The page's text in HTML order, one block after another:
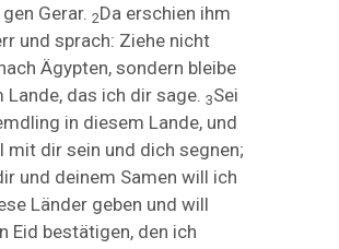
gen Gerar.2Da erschien ihm
und sprach: Ziehe nicht
Ägypten, sondern bleibe
Lande, das ich dir sage.3Sei
in diesem Lande, und
mit dir sein und dich segnen;
und deinem Samen will ich
Länder geben und will
Eid bestätigen, den ich